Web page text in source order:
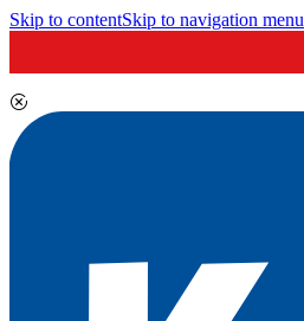
Skip to contentSkip to navigation menu